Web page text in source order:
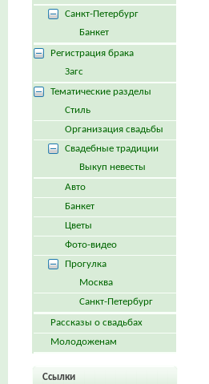
Санкт-Петербург
Банкет
Регистрация брака
Загс
Тематические разделы
Стиль
Организация свадьбы
Свадебные традиции
Выкуп невесты
Авто
Банкет
Цветы
Фото-видео
Прогулка
Москва
Санкт-Петербург
Рассказы о свадьбах
Молодоженам
Ссылки